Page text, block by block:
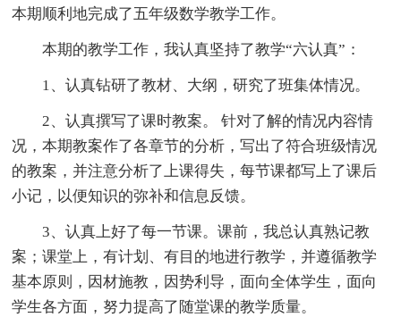
本期顺利地完成了五年级数学教学工作。
本期的教学工作，我认真坚持了教学“六认真”：
1、认真钻研了教材、大纲，研究了班集体情况。
2、认真撰写了课时教案。 针对了解的情况内容情
况，本期教案作了各章节的分析，写出了符合班级情况
的教案，并注意分析了上课得失，每节课都写上了课后
小记，以便知识的弥补和信息反馈。
3、认真上好了每一节课。课前，我总认真熟记教
案；课堂上，有计划、有目的地进行教学，并遵循教学
基本原则，因材施教，因势利导，面向全体学生，面向
学生各方面，努力提高了随堂课的教学质量。